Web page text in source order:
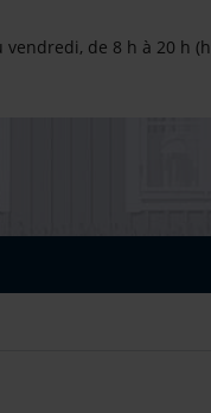
vendredi, de 8 h à 20 h